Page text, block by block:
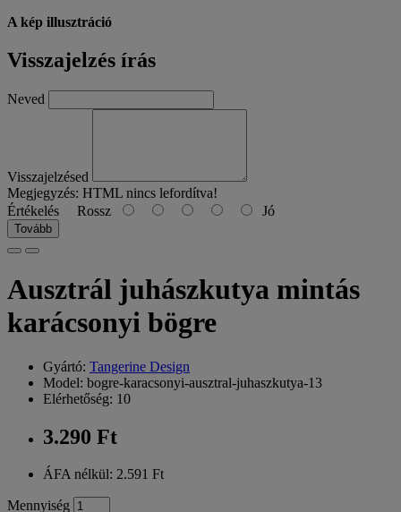
A kép illusztráció
Visszajelzés írás
Neved
Visszajelzésed
Megjegyzés: HTML nincs lefordítva!
Értékelés Rossz Jó
Tovább
Ausztrál juhászkutya mintás
karácsonyi bögre
Gyártó: Tangerine Design
Model: bogre-karacsonyi-ausztral-juhaszkutya-13
Elérhetőség: 10
3.290 Ft
ÁFA nélkül: 2.591 Ft
Mennyiség